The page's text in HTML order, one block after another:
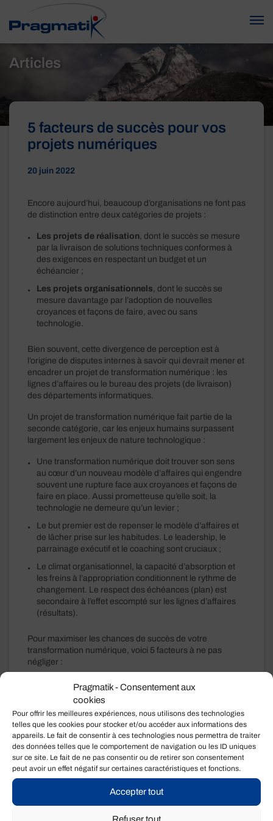
Pragmatik - Consentement aux
cookies
Pour offrir les meilleures expériences, nous utilisons des technologies
telles que les cookies pour stocker et/ou accéder aux informations des
appareils. Le fait de consentir à ces technologies nous permettra de traiter
des données telles que le comportement de navigation ou les ID uniques
sur ce site. Le fait de ne pas consentir ou de retirer son consentement
peut avoir un effet négatif sur certaines caractéristiques et fonctions.
Accepter tout
Articles
5 facteurs de succès pour vos
projets numériques
20 juin 2022
Encore aujourd’hui, beaucoup d’organisations ne font pas
de distinction entre deux catégories de projets :
Les projets de réalisation, dont le succès se mesure
par la livraison de solutions techniques conformes à
des exigences en respectant un budget et un
échéancier ;
Les projets organisationnels, dont le succès se
mesure davantage par l’adoption de nouvelles
croyances et façons de faire, avec ou sans
technologie.
Bien souvent, cette divergence de perception est à
l’origine de disputes internes à savoir qui devrait mener et
encadrer un projet de transformation numérique : les
lignes d’affaires ou le bureau des projets (de livraison)
des départements informatiques.
Un projet de transformation numérique fait partie de la
seconde catégorie, car les enjeux humains surpassent
largement les enjeux de nature technologique :
Une transformation numérique doit trouver son sens
au cœur d’un nouveau modèle d’affaires qui engendre
souvent une rupture face aux croyances et façons de
faire en place. Aussi prometteuse qu’elle soit, la
technologie ne demeure qu’un levier ;
Le but premier est de repenser le modèle d’affaires et
de lâcher prise sur les habitudes. Le leadership, le
parrainage exécutif et le coaching sont cruciaux ;
Le climat organisationnel, la capacité d’absorption et
les freins à l’appropriation conditionnent le rythme de
changement. Le respect des échéances (plan) est
secondaire à l’effet escompté sur les lignes d’affaires
(résultats).
Pour maximiser les chances de succès de votre
transformation numérique, voici 5 facteurs à ne pas
négliger :
Rendez vos lignes d’affaires responsables de la
transformation numérique
transformation d’abord et avant tout comme un
projet d’affaires. La technologie doit appuyer la
concrétisation des changements souhaités, et non
l’inverse !
Misez sur la stabilité au sein de votre équipe de
direction. Les changements proposés doivent être
être fort, mobilisateur et crédible, surtout si vous
remettez en question des croyances et façons de
faire bien enracinées ;